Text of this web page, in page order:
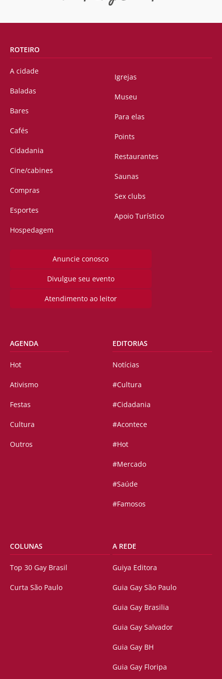
ROTEIRO
A cidade
Baladas
Bares
Cafés
Cidadania
Cine/cabines
Compras
Esportes
Hospedagem
Igrejas
Museu
Para elas
Points
Restaurantes
Saunas
Sex clubs
Apoio Turístico
Anuncie conosco
Divulgue seu evento
Atendimento ao leitor
AGENDA
Hot
Ativismo
Festas
Cultura
Outros
EDITORIAS
Notícias
#Cultura
#Cidadania
#Acontece
#Hot
#Mercado
#Saúde
#Famosos
COLUNAS
Top 30 Gay Brasil
Curta São Paulo
A REDE
Guiya Editora
Guia Gay São Paulo
Guia Gay Brasilia
Guia Gay Salvador
Guia Gay BH
Guia Gay Floripa